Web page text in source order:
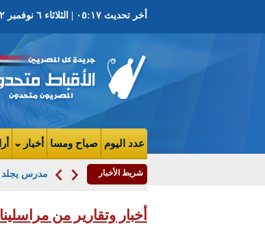
أخر تحديث ٠٥:١٧ | الثلاثاء ٦ نوفمبر ٢٠١٢ | ٢٦ بابة ١٧٢٩ ش | العدد ٢٩٣٦ السنة الثامنة
عدد اليوم صباح ومسا أخبار
شريط الأخبار مدرس يجلد
أخبار وتقارير من مراسلينا